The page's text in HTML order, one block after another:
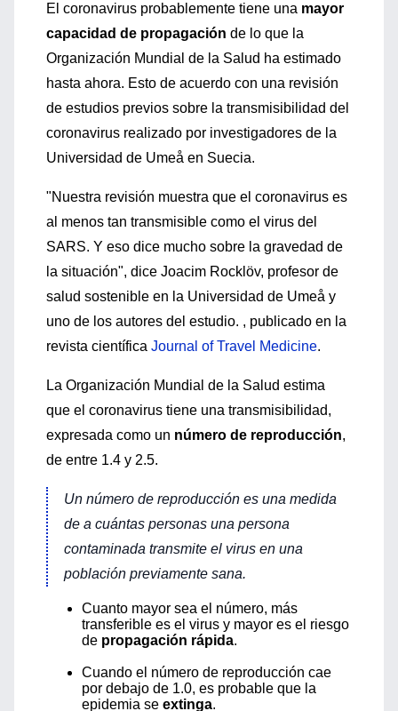
El coronavirus probablemente tiene una mayor
capacidad de propagación de lo que la
Organización Mundial de la Salud ha estimado
hasta ahora. Esto de acuerdo con una revisión
de estudios previos sobre la transmisibilidad del
coronavirus realizado por investigadores de la
Universidad de Umeå en Suecia.
"Nuestra revisión muestra que el coronavirus es
al menos tan transmisible como el virus del
SARS. Y eso dice mucho sobre la gravedad de
la situación", dice Joacim Rocklöv, profesor de
salud sostenible en la Universidad de Umeå y
uno de los autores del estudio. , publicado en la
revista científica Journal of Travel Medicine.
La Organización Mundial de la Salud estima
que el coronavirus tiene una transmisibilidad,
expresada como un número de reproducción,
de entre 1.4 y 2.5.
Un número de reproducción es una medida
de a cuántas personas una persona
contaminada transmite el virus en una
población previamente sana.
Cuanto mayor sea el número, más
transferible es el virus y mayor es el riesgo
de propagación rápida.
Cuando el número de reproducción cae
por debajo de 1.0, es probable que la
epidemia se extinga.